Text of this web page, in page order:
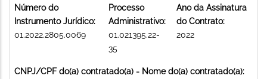
Número do
Instrumento Jurídico:
01.2022.2805.0069
Processo
Administrativo:
01.021395.22-
35
Ano da Assinatura
do Contrato:
2022
CNPJ/CPF do(a) contratado(a) - Nome do(a) contratado(a):